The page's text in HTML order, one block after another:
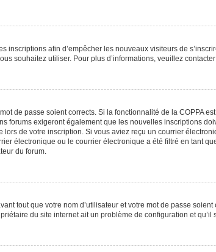
inscriptions afin d’empêcher les nouveaux visiteurs de
souhaitez utiliser. Pour plus d’informations, veuillez
de passe soient corrects. Si la fonctionnalité de la COPPA
forums exigeront également que les nouvelles inscriptions
de votre inscription. Si vous aviez reçu un courrier
électronique ou le courrier électronique a été filtré en tant
du forum.
tout que votre nom d’utilisateur et votre mot de passe
du site internet ait un problème de configuration et qu’il